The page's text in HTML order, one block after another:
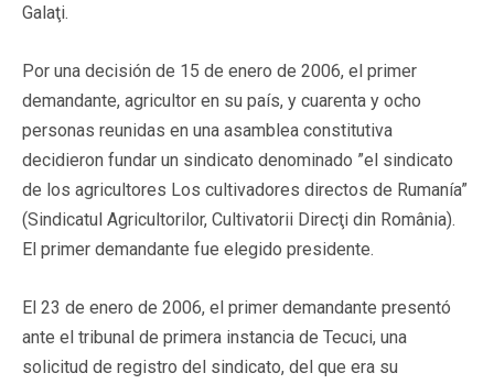
Galaţi.
Por una decisión de 15 de enero de 2006, el primer
demandante, agricultor en su país, y cuarenta y ocho
personas reunidas en una asamblea constitutiva
decidieron fundar un sindicato denominado ”el sindicato
de los agricultores Los cultivadores directos de Rumanía”
(Sindicatul Agricultorilor, Cultivatorii Direcţi din România).
El primer demandante fue elegido presidente.
El 23 de enero de 2006, el primer demandante presentó
ante el tribunal de primera instancia de Tecuci, una
solicitud de registro del sindicato, del que era su